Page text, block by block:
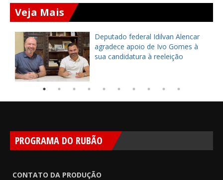
Veja Mais
Deputado federal Idilvan Alencar
agradece apoio de Ivo Gomes à
sua candidatura à reeleição
PROGRAMA DO RUBÃO
CONTATO DA PRODUÇÃO